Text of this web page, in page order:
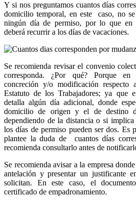
Y si nos preguntamos cuantos días
domicilio temporal, en este caso, no
ningún día de permiso, por lo que en
deberá recurrir a los días de vacaciones.
Se recomienda revisar el convenio
corresponda. ¿Por qué? Porque en
concreción y/o modificación
Estatuto de los Trabajadores; ya que
detalla algún día adicional, donde
domicilio de origen y el de destino
dependiendo de la distancia o si
los días de permiso pueden ser dos. Es
plantee la duda de cuantos días
recomienda consultarlo antes de
Se recomienda avisar a la empresa
antelación y presentar un justificante
solicitan. En este caso, el
certificado de empadronamiento.